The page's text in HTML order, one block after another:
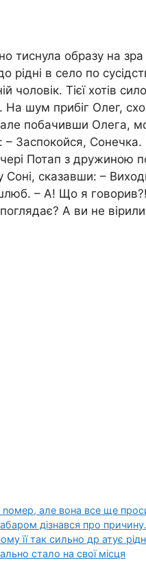
тиснула образу на
рідні в село по
чоловік. Тієї хотів
На шум прибіг Олег,
але побачивши Олега,
– Заспокойся,
Потап з дружиною
сказавши: –
– А! Що я
А ви не
але вона все ще
дізнався про причину.
її так сильно др атує
стало на свої місця